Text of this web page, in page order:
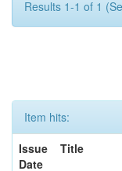
Results 1-1 of 1
Item hits:
Issue
Date
Title